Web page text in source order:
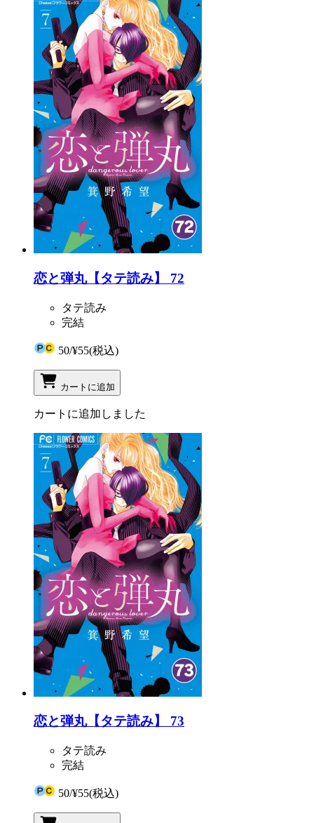
恋と弾丸【タテ読み】 72
タテ読み
完結
50/¥55(税込)
カートに追加
カートに追加しました
恋と弾丸【タテ読み】 73
タテ読み
完結
50/¥55(税込)